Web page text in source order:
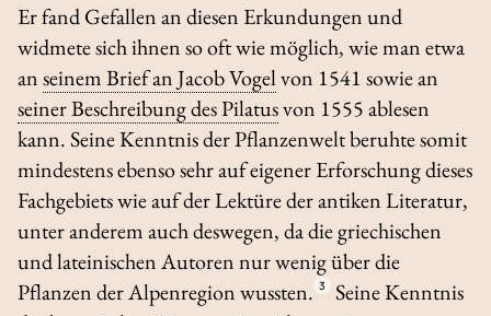
Er fand Gefallen an diesen Erkundungen und
widmete sich ihnen so oft wie möglich, wie man etwa
anseinem Brief an Jacob Vogelvon 1541 sowie an
seiner Beschreibung des Pilatusvon 1555 ablesen
kann. Seine Kenntnis der Pflanzenwelt beruhte somit
mindestens ebenso sehr auf eigener Erforschung dieses
Fachgebiets wie auf der Lektüre der antiken Literatur,
unter anderem auch deswegen, da die griechischen
und lateinischen Autoren nur wenig über die
Pflanzen der Alpenregion wussten. 3
Seine Kenntnis